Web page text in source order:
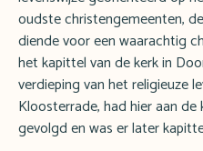
oudste christengemeenten, de
diende voor een waarachtig
het kapittel van de kerk in
verdieping van het religieuze
Kloosterrade, had hier aan
gevolgd en was er later